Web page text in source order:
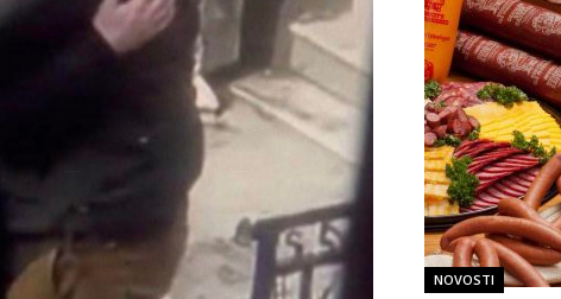
NOVOSTI